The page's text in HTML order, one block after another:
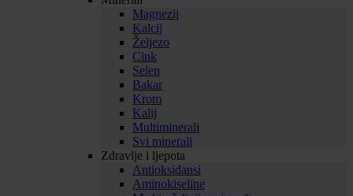
Magnezij
Kalcij
Željezo
Cink
Selen
Bakar
Krom
Kalij
Multiminerali
Svi minerali
Zdravlje i ljepota
Antioksidansi
Aminokiseline